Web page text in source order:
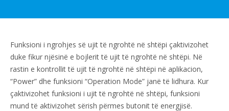
Funksioni i ngrohjes së ujit të ngrohtë në shtëpi çaktivizohet
duke fikur njësinë e bojlerit të ujit të ngrohtë në shtëpi. Në
rastin e kontrollit të ujit të ngrohtë në shtëpi në aplikacion,
“Power” dhe funksioni “Operation Mode” janë të lidhura. Kur
çaktivizohet funksioni i ujit të ngrohtë në shtëpi, funksioni
mund të aktivizohet sërish përmes butonit të energjisë.